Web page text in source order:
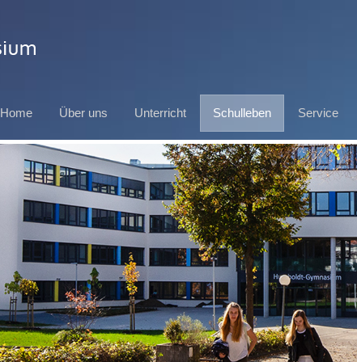
Home Über uns Unterricht Schulleben Service